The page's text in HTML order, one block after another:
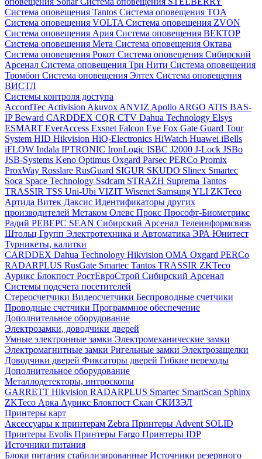
Система оповещения Tantos Система оповещения TOA
Система оповещения VOLTA Система оповещения ZVON
Система оповещения Ария Система оповещения ВЕКТОР
Система оповещения Мета Система оповещения Октава
Система оповещения Рокот Система оповещения Сибирский
Арсенал Система оповещения Три Нити Система оповещения
Тромбон Система оповещения Элтех Система оповещения
ВИСТЛ
Системы контроля доступа
AccordTec Activision Akuvox ANVIZ Apollo ARGO ATIS BAS-
IPBeward CARDDEX CQR CTV Dahua Technology Elsys
ESMART EverAccess Exsnet Falcon Eye Fox Gate Guard Tour
System HID Hikvision HiQ-Electronics HiWatch Huawei iBells
iFLOW Indala IPTRONIC IronLogic ISBC J2000 J-Lock JSBo
JSB-Systems Keno Optimus Oxgard Parsec PERCo Promix
ProxWay Rosslare RusGuard SIGUR SKUDO Slinex Smartec
Soca Space Technology Ssdcam STRAZH Suprema Tantos
TRASSIR TSS Uni-Ubi VIZIT Wisenet SamsungYLI ZKTeco
Артида Витек Даксис Идентификаторы других
производителей Метаком Олевс Прокс Прософт-Биометрикс
Радий РЕВЕРС SEAN Сибирский Арсенал Телеинформсвязь
Штольц Групп Электротехника и Автоматика ЭРА Юнитест
Турникеты, калитки
CARDDEX Dahua Technology Hikvision ОМА Oxgard PERCo
RADARPLUS RusGate Smartec Tantos TRASSIR ZKTeco
Аурикс Блокпост РостЕвроСтрой Сибирский Арсенал
Системы подсчета посетителей
Стереосчетчики Видеосчетчики Беспроводные счетчики
Проводные счетчики Программное обеспечение
Дополнительное оборудование
Электрозамки, доводчики дверей
Умные электронные замки Электромеханические замки
Электромагнитные замки Ригельные замки Электрозащелки
Доводчики дверей Фиксаторы дверей Гибкие переходы
Дополнительное оборудование
Металлодетекторы, интроскопы
GARRETT Hikvision RADARPLUS Smartec SmartScan Sphinx
ZKTeco Арка Аурикс Блокпост Скан СКИЗЭЛ
Принтеры карт
Аксессуары к принтерам Zebra Принтеры Advent SOLID
Принтеры Evolis Принтеры Fargo Принтеры IDP
Источники питания
Блоки питания стабилизированные Источники резервного